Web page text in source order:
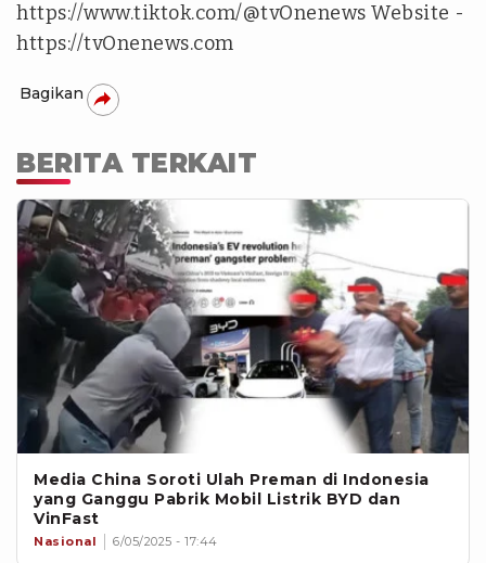
https://www.tiktok.com/@tvOnenews Website -
https://tvOnenews.com
Bagikan
BERITA TERKAIT
Media China Soroti Ulah Preman di Indonesia
yang Ganggu Pabrik Mobil Listrik BYD dan
VinFast
Nasional 6/05/2025 - 17:44